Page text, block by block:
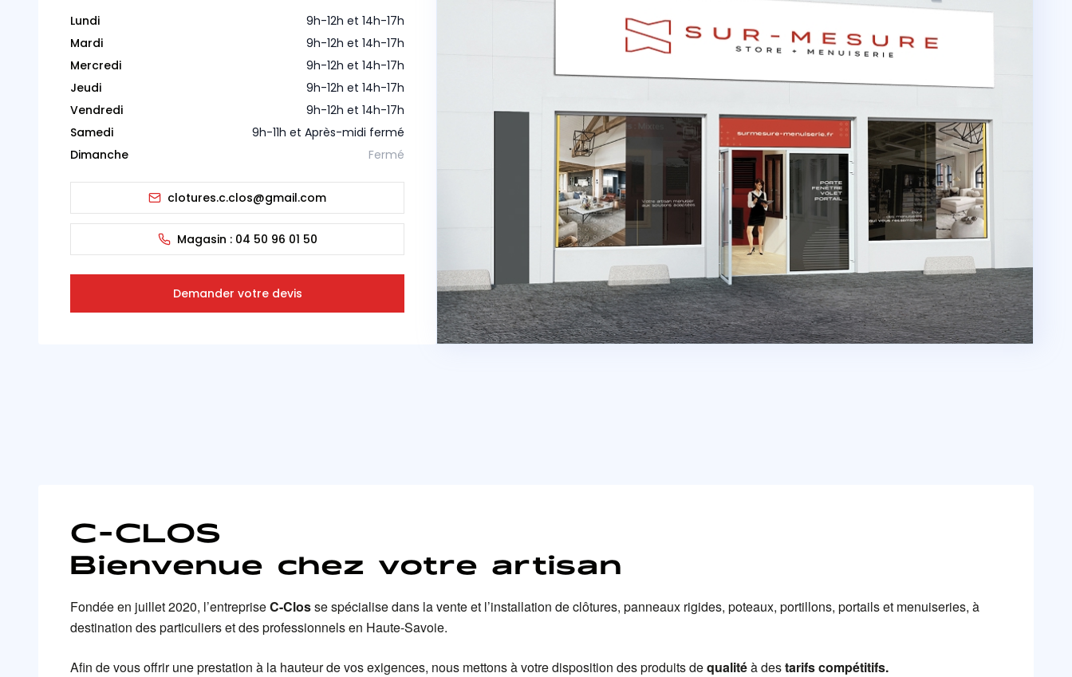
Lundi
9h-12h et 14h-17h
Mardi
9h-12h et 14h-17h
Mercredi
9h-12h et 14h-17h
Jeudi
9h-12h et 14h-17h
Vendredi
9h-12h et 14h-17h
Samedi
9h-11h et Après-midi fermé
Dimanche
Fermé
clotures.c.clos@gmail.com
Magasin : 04 50 96 01 50
Demander votre devis
C-CLOS
Bienvenue chez votre artisan
Fondée en juillet 2020, l’entrepriseC-Closse spécialise dans la vente et l’installation de clôtures, panneaux rigides, poteaux, portillons, portails et menuiseries, à
destination des particuliers et des professionnels en Haute-Savoie.
Afin de vous offrir une prestation à la hauteur de vos exigences, nous mettons à votre disposition des produits dequalitéà destarifs compétitifs.